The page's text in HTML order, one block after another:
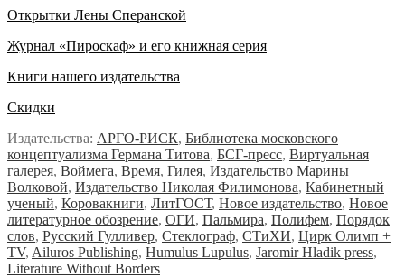
Открытки Лены Сперанской
Журнал «Пироскаф» и его книжная серия
Книги нашего издательства
Скидки
Издательства: АРГО-РИСК, Библиотека московского
концептуализма Германа Титова, БСГ-пресс, Виртуальная
галерея, Воймега, Время, Гилея, Издательство Марины
Волковой, Издательство Николая Филимонова, Кабинетный
ученый, Коровакниги, ЛитГОСТ, Новое издательство, Новое
литературное обозрение, ОГИ, Пальмира, Полифем, Порядок
слов, Русский Гулливер, Стеклограф, СТиХИ, Цирк Олимп +
TV, Ailuros Publishing, Humulus Lupulus, Jaromir Hladik press,
Literature Without Borders